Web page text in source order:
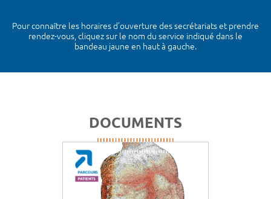
Pour connaître les horaires d’ouverture des secrétariats et prendre
rendez-vous, cliquez sur le nom du service indiqué dans le
bandeau jaune en haut à gauche.
DOCUMENTS